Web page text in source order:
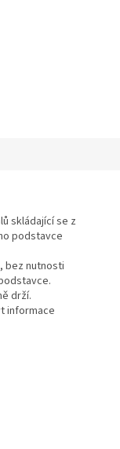
skládající se z
podstavce
bez nutnosti
drží.
informace